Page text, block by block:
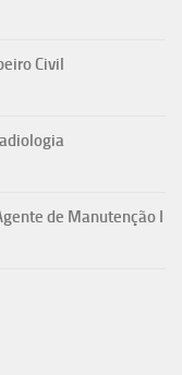
Civil
de Manutenção I